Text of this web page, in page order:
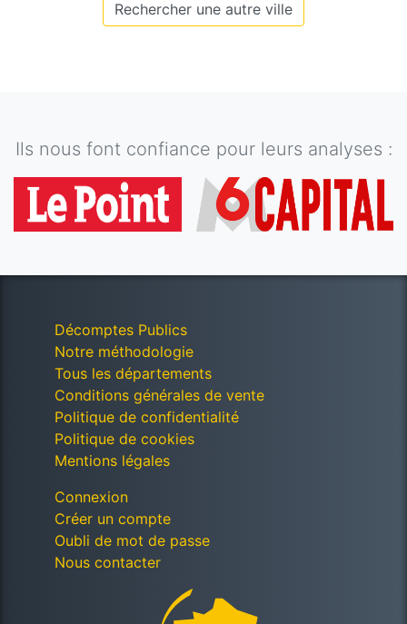
Rechercher une autre ville
Ils nous font confiance pour leurs analyses :
Décomptes Publics
Notre méthodologie
Tous les départements
Conditions générales de vente
Politique de confidentialité
Politique de cookies
Mentions légales
Connexion
Créer un compte
Oubli de mot de passe
Nous contacter